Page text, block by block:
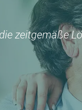
zeitgemäße